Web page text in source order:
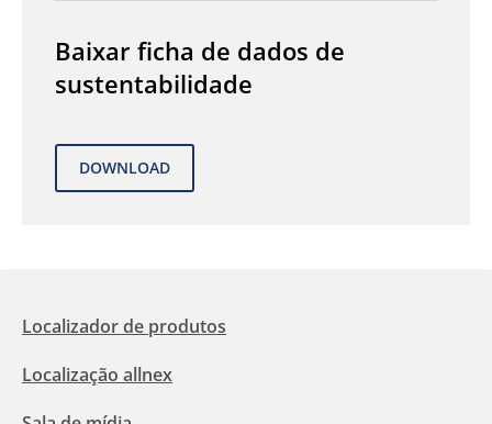
Baixar ficha de dados de
sustentabilidade
Localizador de produtos
Localização allnex